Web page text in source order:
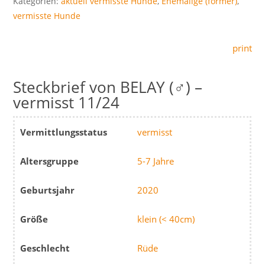
vermisste Hunde
print
BELAY (♂) –
vermisst 11/24
Vermittlungsstatus vermisst
Altersgruppe 5-7 Jahre
Geburtsjahr 2020
Größe klein (< 40cm)
Geschlecht Rüde